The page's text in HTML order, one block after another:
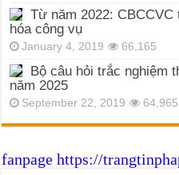
Từ năm 2022:
hóa công vụ
January 4, 2019 66,165
Bộ câu hỏi trắc nghiệm
năm 2025
September 22, 2019 64,965
fanpage https://